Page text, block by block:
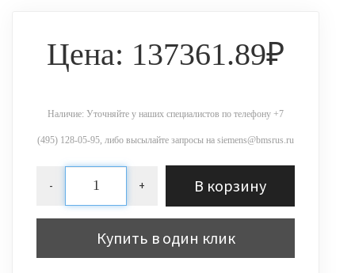
Цена: 137361.89₽
Наличие: Уточняйте у наших специалистов по телефону +7
(495) 128-05-95, либо высылайте запросы на siemens@bmsrus.ru
- + В корзину
Купить в один клик